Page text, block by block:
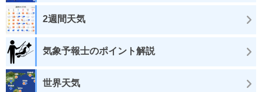
2週間天気
気象予報士のポイント解説
世界天気